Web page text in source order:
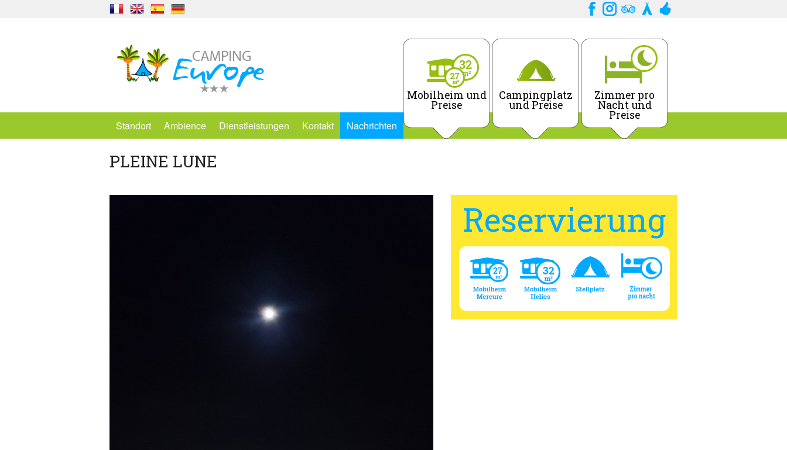
Standort Ambience Dienstleistungen Kontakt Nachrichten
Mobilheim und
Preise
Campingplatz
und Preise
Zimmer pro
Nacht und
Preise
PLEINE LUNE
Reservierung